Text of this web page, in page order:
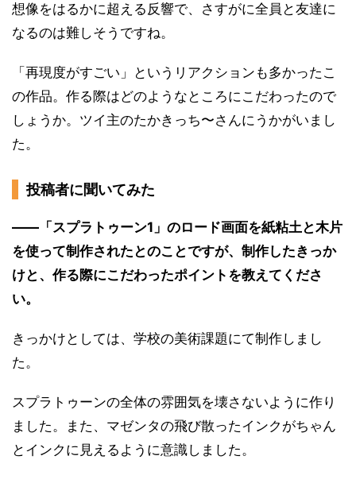
想像をはるかに超える反響で、さすがに全員と友達に
なるのは難しそうですね。
「再現度がすごい」というリアクションも多かったこ
の作品。作る際はどのようなところにこだわったので
しょうか。ツイ主のたかきっち〜さんにうかがいまし
た。
投稿者に聞いてみた
――「スプラトゥーン1」のロード画面を紙粘土と木片
を使って制作されたとのことですが、制作したきっか
けと、作る際にこだわったポイントを教えてくださ
い。
きっかけとしては、学校の美術課題にて制作しまし
た。
スプラトゥーンの全体の雰囲気を壊さないように作り
ました。また、マゼンタの飛び散ったインクがちゃん
とインクに見えるように意識しました。